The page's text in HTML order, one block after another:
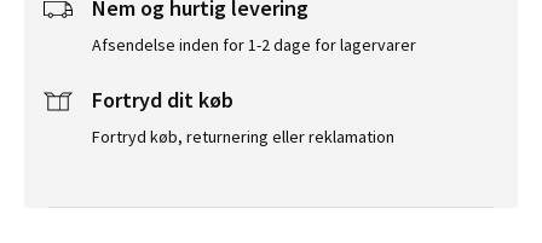
Nem og hurtig levering
Afsendelse inden for 1-2 dage for lagervarer
Fortryd dit køb
Fortryd køb, returnering eller reklamation